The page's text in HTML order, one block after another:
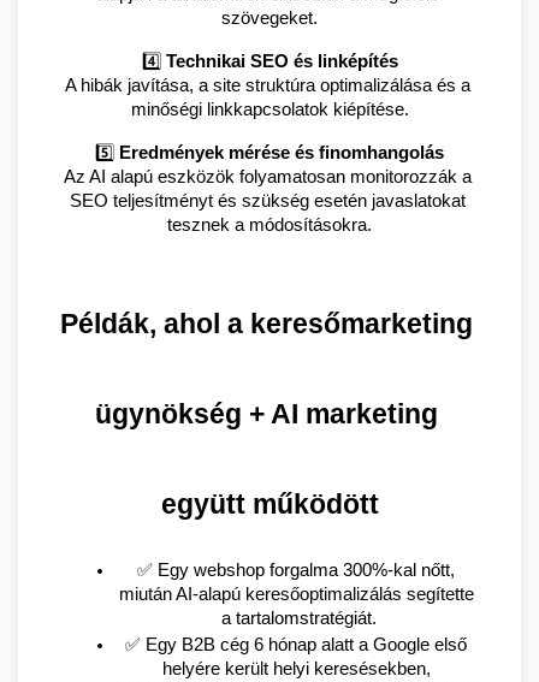
szövegeket.
4️⃣ Technikai SEO és linképítés
A hibák javítása, a site struktúra optimalizálása és a
minőségi linkkapcsolatok kiépítése.
5️⃣ Eredmények mérése és finomhangolás
Az AI alapú eszközök folyamatosan monitorozzák a
SEO teljesítményt és szükség esetén javaslatokat
tesznek a módosításokra.
Példák, ahol a keresőmarketing
ügynökség + AI marketing
együtt működött
✅ Egy webshop forgalma 300%-kal nőtt,
miután AI-alapú keresőoptimalizálás segítette
a tartalomstratégiát.
✅ Egy B2B cég 6 hónap alatt a Google első
helyére került helyi keresésekben,